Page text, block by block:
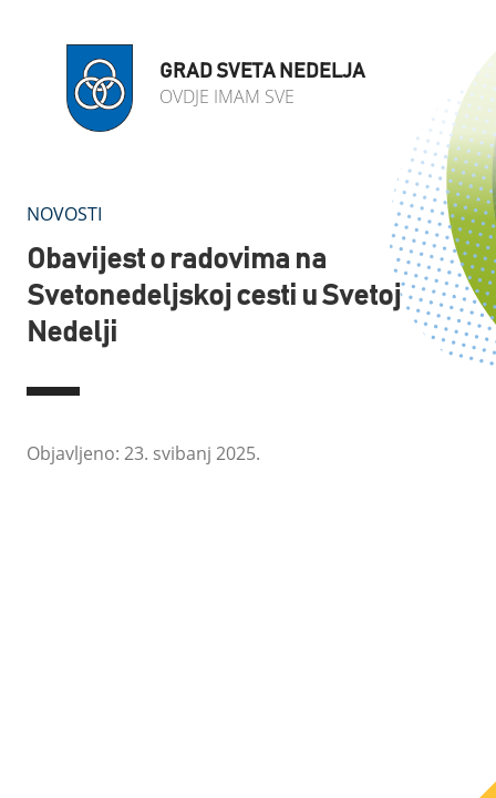
GRAD SVETA NEDELJA
OVDJE IMAM SVE
NOVOSTI
Obavijest o radovima na
Svetonedeljskoj cesti u Svetoj
Nedelji
Objavljeno: 23. svibanj 2025.